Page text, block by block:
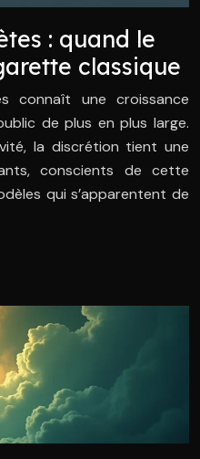
: quand le
classique
connaît une croissance
de plus en plus large.
la discrétion tient une
conscients de cette
qui s’apparentent de